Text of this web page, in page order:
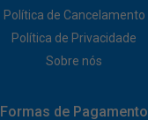
Política de Cancelamento
Política de Privacidade
Sobre nós
Formas de Pagamento